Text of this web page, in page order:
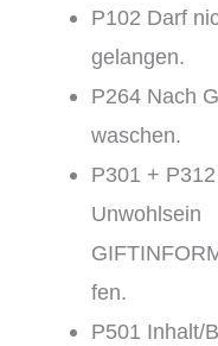
P102 Darf
gelangen.
P264 Nach
waschen.
P301 +
Unwohlsein
fen.
P501 Inhalt/